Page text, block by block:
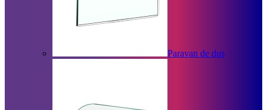
Paravan de dus